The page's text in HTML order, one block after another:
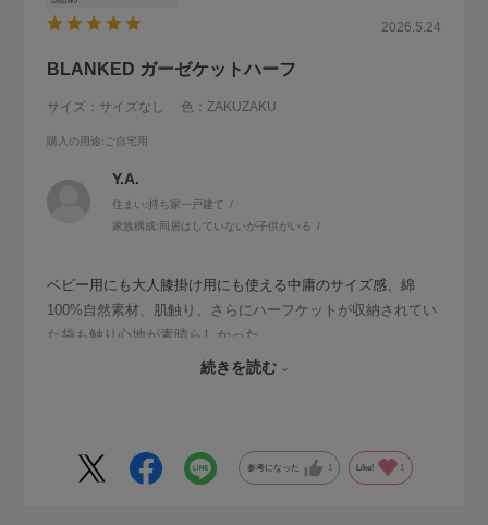
2026.5.24
BLANKED ガーゼケットハーフ
サイズ：サイズなし 色：ZAKUZAKU
購入の用途:ご自宅用
Y.A.
住まい:持ち家一戸建て
家族構成: 同居はしていないが子供がいる
ベビー用にも大人膝掛け用にも使える中庸のサイズ感、綿
100%自然素材、肌触り、さらにハーフケットが収納されてい
た袋も触り心地が素晴らしかった。
それぞれの色のネーミングも"YURAYURA""NOBINOBI"等、
続きを読む
参考になった Like!